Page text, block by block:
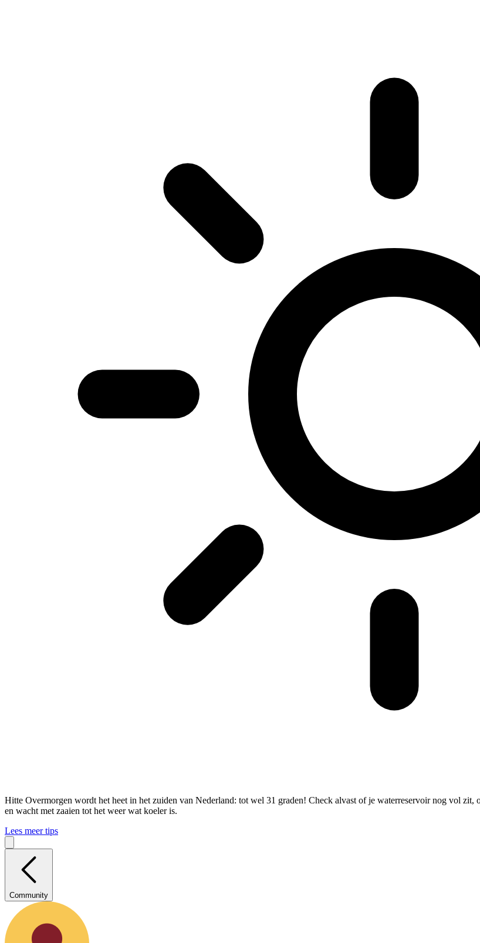
Hitte Overmorgen wordt het heet in het zuiden van Nederland: tot wel 31 graden! Check alvast of je waterreservoir nog vol
en wacht met zaaien tot het weer wat koeler is.
Lees meer tips
Community